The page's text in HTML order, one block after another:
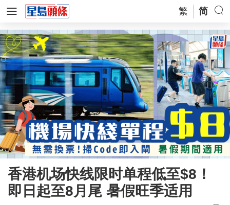
繁 简
香港机场快线限时单程低至$8！
即日起至8月尾 暑假旺季适用